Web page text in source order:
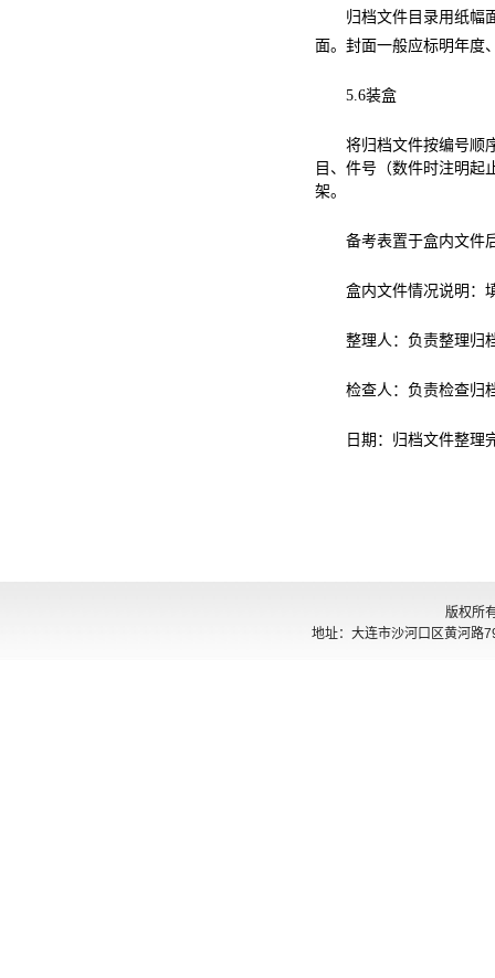
归档文件目录用纸幅
面。封面一般应标明年度
5.6装盒
将归档文件按编号顺
目、件号（数件时注明起
架。
备考表置于盒内文件
盒内文件情况说明：
整理人：负责整理归
检查人：负责检查归
日期：归档文件整理
版权所
地址：大连市沙河口区黄河